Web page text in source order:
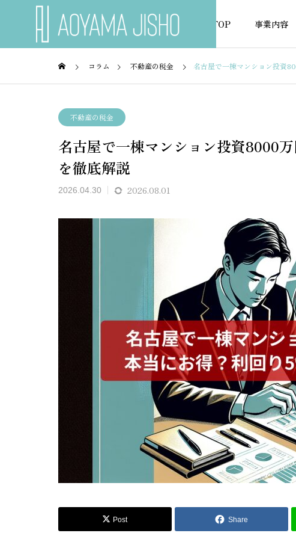
TOP 事業内容
NEWS
お知らせ
賃貸経営の収支管理はエクセ
不動産投資の
える無料エク
ト完全ガイド
コラム 不動産の税金 名古屋で一棟マンション投資
不動産の税金
名古屋で一棟マンション投資8000
を徹底解説
2026.04.30 2026.08.01
Post Share